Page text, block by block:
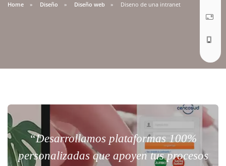
Home Diseño Diseño web Diseno de una intranet
“Desarrollamos plataformas 100%
personalizadas que apoyen tus procesos
ABRIR TICKET